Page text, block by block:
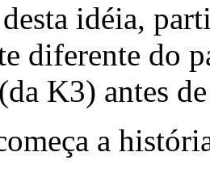
idéia,
diferente do
K3) antes
a